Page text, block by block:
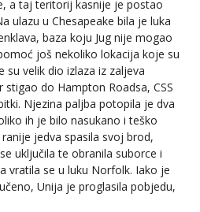
a taj teritorij kasnije je postao
ulazu u Chesapeake bila je luka
baza koju Jug nije mogao
još nekoliko lokacija koje su
su velik dio izlaza iz zaljeva
do Hampton Roadsa, CSS
Njezina paljba potopila je dva
ih je bilo nasukano i teško
jedva spasila svoj brod,
uključila te obranila suborce i
vratila se u luku Norfolk. Iako je
Unija je proglasila pobjedu,